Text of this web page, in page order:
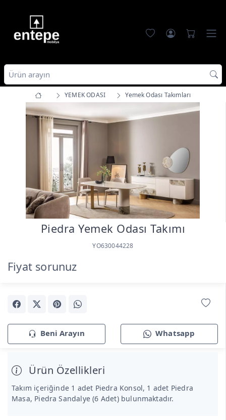
YEMEK ODASI Yemek Odası Takımları
Piedra Yemek Odası Takımı
YO630044228
Fiyat sorunuz
Beni Arayın Whatsapp
Ürün Özellikleri
Takım içeriğinde 1 adet Piedra Konsol, 1 adet Piedra
Masa, Piedra Sandalye (6 Adet) bulunmaktadır.